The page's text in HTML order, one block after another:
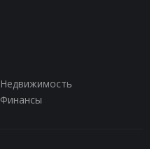
Недвижимость
Финансы